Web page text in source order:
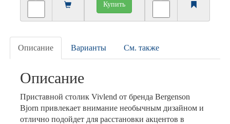
Купить
Описание Варианты См. также
Описание
Приставной столик Vivlend от бренда Bergenson
Bjorn привлекает внимание необычным дизайном и
отлично подойдет для расстановки акцентов в